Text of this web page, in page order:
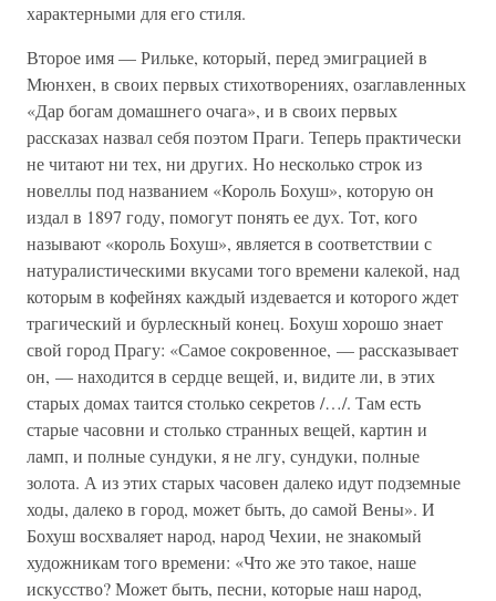
характерными для его стиля.
Второе имя — Рильке, который, перед эмиграцией в
Мюнхен, в своих первых стихотворениях, озаглавленных
«Дар богам домашнего очага», и в своих первых
рассказах назвал себя поэтом Праги. Теперь практически
не читают ни тех, ни других. Но несколько строк из
новеллы под названием «Король Бохуш», которую он
издал в 1897 году, помогут понять ее дух. Тот, кого
называют «король Бохуш», является в соответствии с
натуралистическими вкусами того времени калекой, над
которым в кофейнях каждый издевается и которого ждет
трагический и бурлескный конец. Бохуш хорошо знает
свой город Прагу: «Самое сокровенное, — рассказывает
он, — находится в сердце вещей, и, видите ли, в этих
старых домах таится столько секретов /…/. Там есть
старые часовни и столько странных вещей, картин и
ламп, и полные сундуки, я не лгу, сундуки, полные
золота. А из этих старых часовен далеко идут подземные
ходы, далеко в город, может быть, до самой Вены». И
Бохуш восхваляет народ, народ Чехии, не знакомый
художникам того времени: «Что же это такое, наше
искусство? Может быть, песни, которые наш народ,